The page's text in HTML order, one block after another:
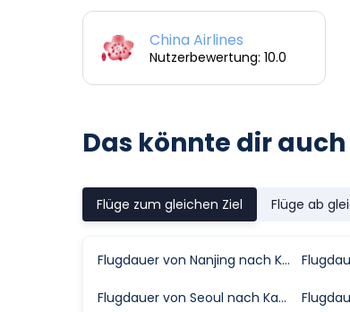
China Airlines
Nutzerbewertung: 10.0
Das könnte dir
Flüge zum gleichen Ziel Flüge ab
Flugdauer von Nanjing nach Kaohsiung
Flugdauer von Seoul nach Kaohsiung